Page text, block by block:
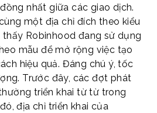
nhất giữa các giao dịch.
một địa chỉ đích theo kiểu
Robinhood đang sử dụng
mẫu để mở rộng việc tạo
hiệu quả. Đáng chú ý, tốc
Trước đây, các đợt phát
triển khai từ từ trong
địa chỉ triển khai của